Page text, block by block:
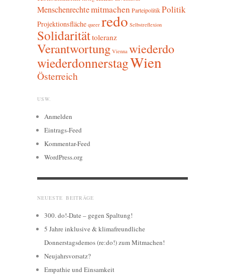
Menschenrechtemitmachen ParteipolitikPolitik
Projektionsfläche queer redo Selbstreflexion
Solidaritättoleranz
Verantwortung Vienna wiederdo
wiederdonnerstagWien
Österreich
USW.
Anmelden
Eintrags-Feed
Kommentar-Feed
WordPress.org
NEUESTE BEITRÄGE
300. do!-Date – gegen Spaltung!
5 Jahre inklusive & klimafreundliche
Donnerstagsdemos (re:do!) zum Mitmachen!
Neujahrsvorsatz?
Empathie und Einsamkeit